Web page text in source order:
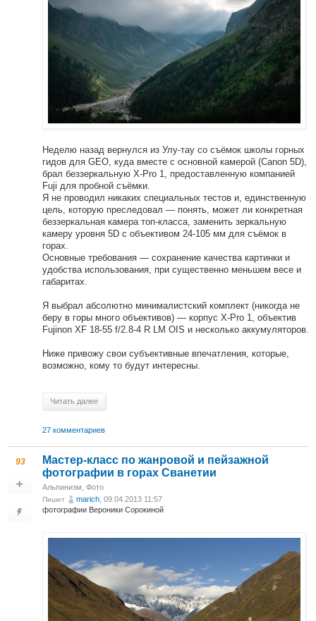
Неделю назад вернулся из Улу-тау со съёмок школы горных
гидов для GEO, куда вместе с основной камерой (Canon 5D),
брал беззеркальную X-Pro 1, предоставленную компанией
Fuji для пробной съёмки.
Я не проводил никаких специальных тестов и, единственную
цель, которую преследовал — понять, может ли конкретная
беззеркальная камера топ-класса, заменить зеркальную
камеру уровня 5D с объективом 24-105 мм для съёмок в
горах.
Основные требования — сохранение качества картинки и
удобства использования, при существенно меньшем весе и
габаритах.
Я выбрал абсолютно минималистский комплект (никогда не
беру в горы много объективов) — корпус X-Pro 1, объектив
Fujinon XF 18-55 f/2.8-4 R LM OIS и несколько аккумуляторов.
Ниже привожу свои субъективные впечатления, которые,
возможно, кому то будут интересны.
Читать далее
27 комментариев
93
Мастер-класс по жанровой и пейзажной
фотографии в горах Сванетии
Альпинизм Фото
Пишет marich , 09.04.2013 11:57
фотографии Вероники Сорокиной